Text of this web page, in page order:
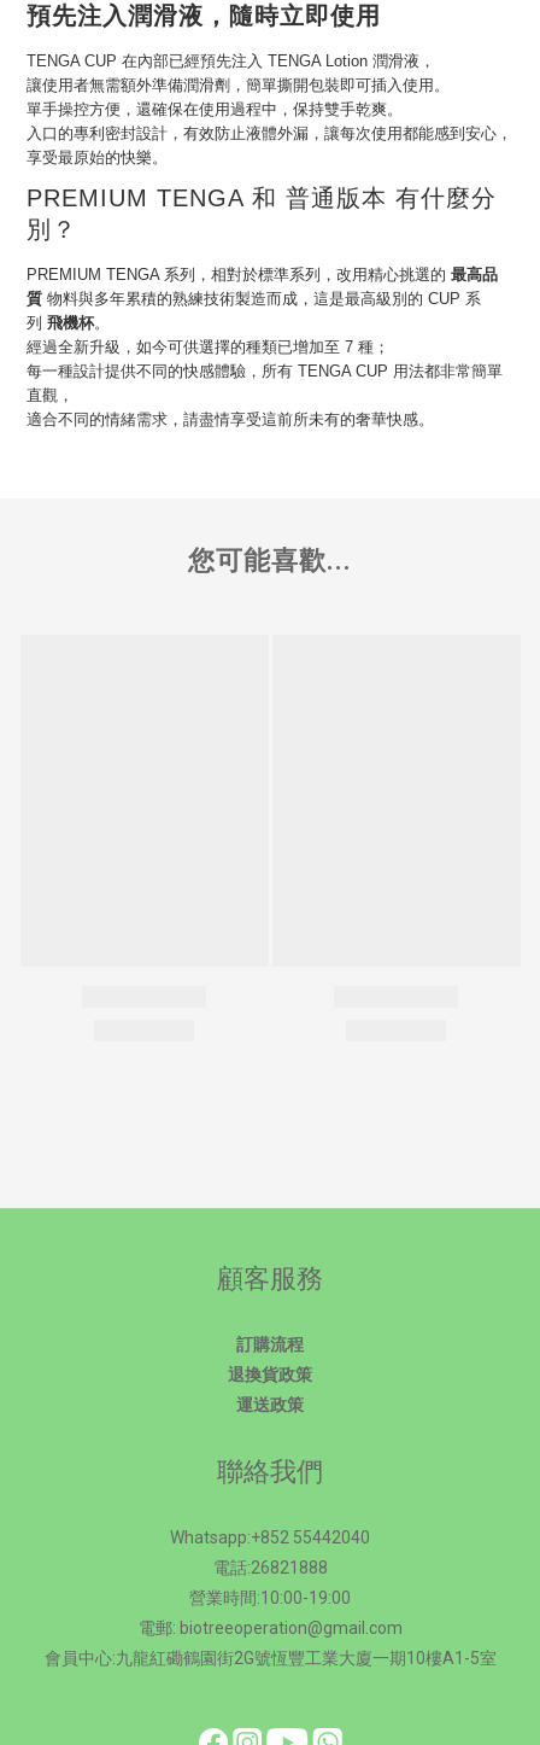
預先注入潤滑液，隨時立即使用
TENGA CUP 在內部已經預先注入 TENGA Lotion 潤滑液，
讓使用者無需額外準備潤滑劑，簡單撕開包裝即可插入使用。
單手操控方便，還確保在使用過程中，保持雙手乾爽。
入口的專利密封設計，有效防止液體外漏，讓每次使用都能感到安心，
享受最原始的快樂。
PREMIUM TENGA 和 普通版本 有什麼分
別？
PREMIUM TENGA 系列，相對於標準系列，改用精心挑選的 最高品
質 物料與多年累積的熟練技術製造而成，這是最高級別的 CUP 系
列 飛機杯。
經過全新升級，如今可供選擇的種類已增加至 7 種；
每一種設計提供不同的快感體驗，所有 TENGA CUP 用法都非常簡單
直觀，
適合不同的情緒需求，請盡情享受這前所未有的奢華快感。
您可能喜歡...
顧客服務
訂購流程
退換貨政策
運送政策
聯絡我們
Whatsapp:+852 55442040
電話:26821888
營業時間:10:00-19:00
電郵: biotreeoperation@gmail.com
會員中心:九龍紅磡鶴園街2G號恆豐工業大廈一期10樓A1-5室